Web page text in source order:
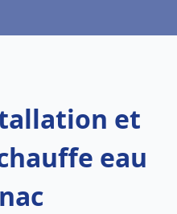
et
eau